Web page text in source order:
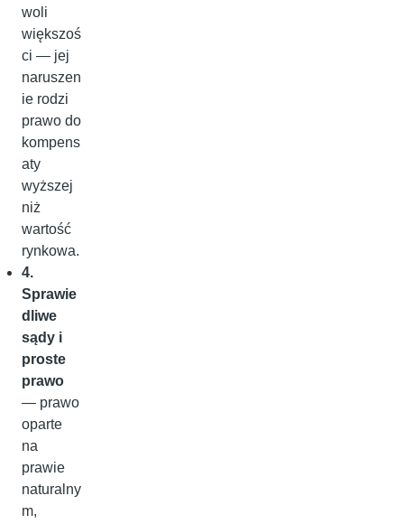
woli
większoś
ci — jej
naruszen
ie rodzi
prawo do
kompens
aty
wyższej
niż
wartość
rynkowa.
4.
Sprawie
dliwe
sądy i
proste
prawo
— prawo
oparte
na
prawie
naturalny
m,